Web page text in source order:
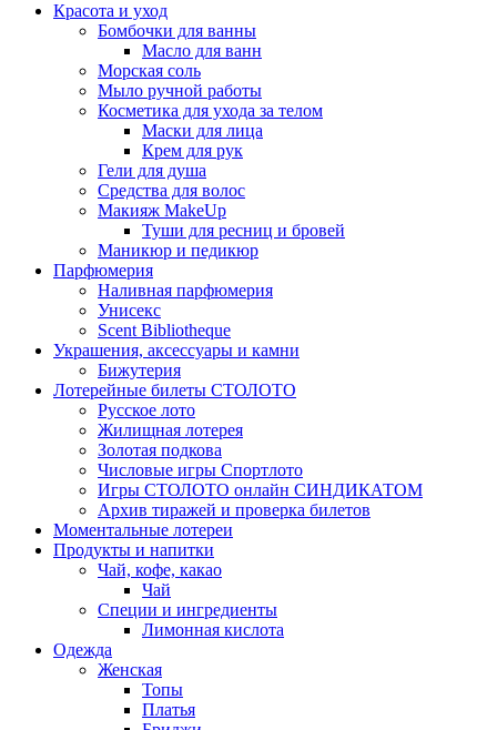
Красота и уход
Бомбочки для ванны
Масло для ванн
Морская соль
Мыло ручной работы
Косметика для ухода за телом
Маски для лица
Крем для рук
Гели для душа
Средства для волос
Макияж MakeUp
Туши для ресниц и бровей
Маникюр и педикюр
Парфюмерия
Наливная парфюмерия
Унисекс
Scent Bibliotheque
Украшения, аксессуары и камни
Бижутерия
Лотерейные билеты СТОЛОТО
Русское лото
Жилищная лотерея
Золотая подкова
Числовые игры Спортлото
Игры СТОЛОТО онлайн СИНДИКАТОМ
Архив тиражей и проверка билетов
Моментальные лотереи
Продукты и напитки
Чай, кофе, какао
Чай
Специи и ингредиенты
Лимонная кислота
Одежда
Женская
Топы
Платья